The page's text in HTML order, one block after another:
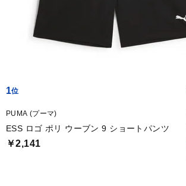
1
PUMA (プーマ)
ESS ロゴ ポリ ウーブン 9 ショートパンツ
￥2,141